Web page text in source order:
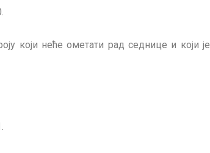
који неће ометати рад седнице и који је